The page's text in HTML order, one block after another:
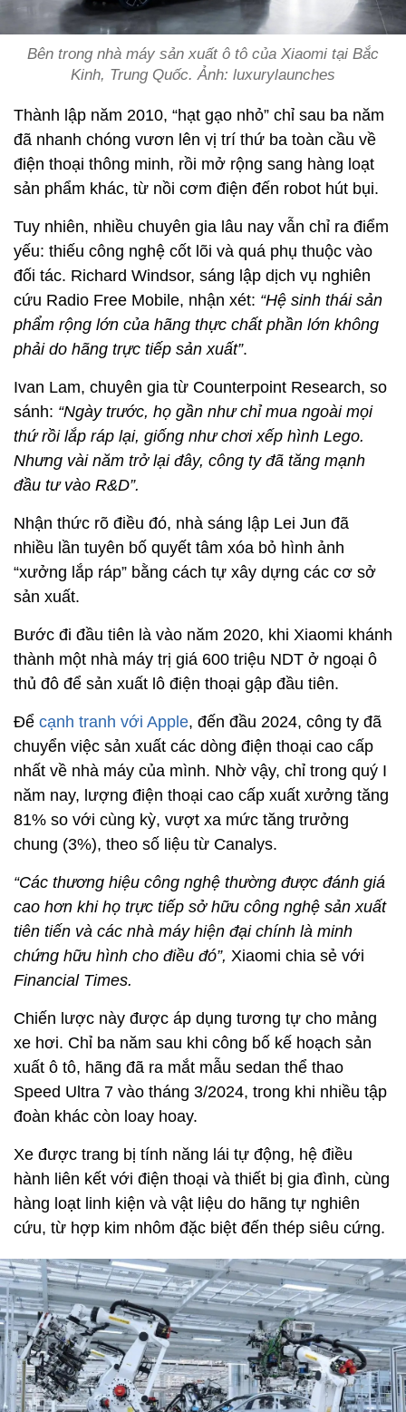
Bên trong nhà máy sản xuất ô tô của Xiaomi tại Bắc
Kinh, Trung Quốc. Ảnh: luxurylaunches
Thành lập năm 2010, “hạt gạo nhỏ” chỉ sau ba năm
đã nhanh chóng vươn lên vị trí thứ ba toàn cầu về
điện thoại thông minh, rồi mở rộng sang hàng loạt
sản phẩm khác, từ nồi cơm điện đến robot hút bụi.
Tuy nhiên, nhiều chuyên gia lâu nay vẫn chỉ ra điểm
yếu: thiếu công nghệ cốt lõi và quá phụ thuộc vào
đối tác. Richard Windsor, sáng lập dịch vụ nghiên
cứu Radio Free Mobile, nhận xét: “Hệ sinh thái sản
phẩm rộng lớn của hãng thực chất phần lớn không
phải do hãng trực tiếp sản xuất”.
Ivan Lam, chuyên gia từ Counterpoint Research, so
sánh: “Ngày trước, họ gần như chỉ mua ngoài mọi
thứ rồi lắp ráp lại, giống như chơi xếp hình Lego.
Nhưng vài năm trở lại đây, công ty đã tăng mạnh
đầu tư vào R&D”.
Nhận thức rõ điều đó, nhà sáng lập Lei Jun đã
nhiều lần tuyên bố quyết tâm xóa bỏ hình ảnh
“xưởng lắp ráp” bằng cách tự xây dựng các cơ sở
sản xuất.
Bước đi đầu tiên là vào năm 2020, khi Xiaomi khánh
thành một nhà máy trị giá 600 triệu NDT ở ngoại ô
thủ đô để sản xuất lô điện thoại gập đầu tiên.
Để cạnh tranh với Apple, đến đầu 2024, công ty đã
chuyển việc sản xuất các dòng điện thoại cao cấp
nhất về nhà máy của mình. Nhờ vậy, chỉ trong quý I
năm nay, lượng điện thoại cao cấp xuất xưởng tăng
81% so với cùng kỳ, vượt xa mức tăng trưởng
chung (3%), theo số liệu từ Canalys.
“Các thương hiệu công nghệ thường được đánh giá
cao hơn khi họ trực tiếp sở hữu công nghệ sản xuất
tiên tiến và các nhà máy hiện đại chính là minh
chứng hữu hình cho điều đó”, Xiaomi chia sẻ với
Financial Times.
Chiến lược này được áp dụng tương tự cho mảng
xe hơi. Chỉ ba năm sau khi công bố kế hoạch sản
xuất ô tô, hãng đã ra mắt mẫu sedan thể thao
Speed Ultra 7 vào tháng 3/2024, trong khi nhiều tập
đoàn khác còn loay hoay.
Xe được trang bị tính năng lái tự động, hệ điều
hành liên kết với điện thoại và thiết bị gia đình, cùng
hàng loạt linh kiện và vật liệu do hãng tự nghiên
cứu, từ hợp kim nhôm đặc biệt đến thép siêu cứng.